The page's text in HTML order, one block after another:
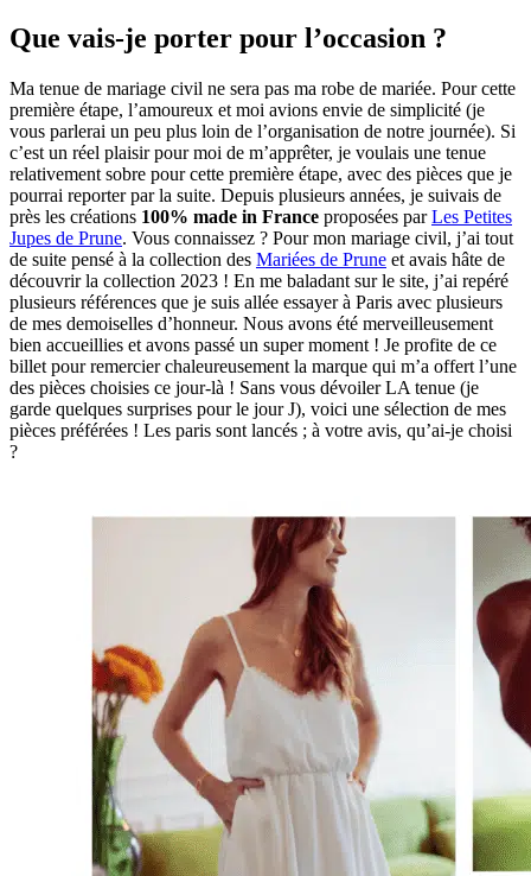
Que vais-je porter pour l’occasion ?
Ma tenue de mariage civil ne sera pas ma robe de mariée. Pour cette
première étape, l’amoureux et moi avions envie de simplicité (je
vous parlerai un peu plus loin de l’organisation de notre journée). Si
c’est un réel plaisir pour moi de m’apprêter, je voulais une tenue
relativement sobre pour cette première étape, avec des pièces que je
pourrai reporter par la suite. Depuis plusieurs années, je suivais de
près les créations 100% made in France proposées parLes Petites
Jupes de Prune. Vous connaissez ? Pour mon mariage civil, j’ai tout
de suite pensé à la collection des Mariées de Prune et avais hâte de
découvrir la collection 2023 ! En me baladant sur le site, j’ai repéré
plusieurs références que je suis allée essayer à Paris avec plusieurs
de mes demoiselles d’honneur. Nous avons été merveilleusement
bien accueillies et avons passé un super moment ! Je profite de ce
billet pour remercier chaleureusement la marque qui m’a offert l’une
des pièces choisies ce jour-là ! Sans vous dévoiler LA tenue (je
garde quelques surprises pour le jour J), voici une sélection de mes
pièces préférées ! Les paris sont lancés ; à votre avis, qu’ai-je choisi
?